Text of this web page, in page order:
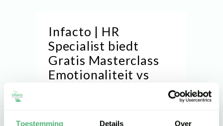
Toestemming Details Over
Infacto | HR
Specialist biedt
Gratis Masterclass
Emotionaliteit vs